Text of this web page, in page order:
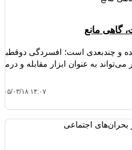
گاهی مانع
و چندبعدی است؛ افسردگی
به عنوان ابزار مقابله و
۱۴۰۵/۰۳/۱۸